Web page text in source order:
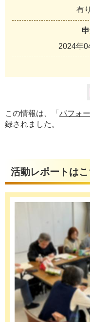
有
2024年
この情報は、「 パフォ
録されました。
活動レポートはこ